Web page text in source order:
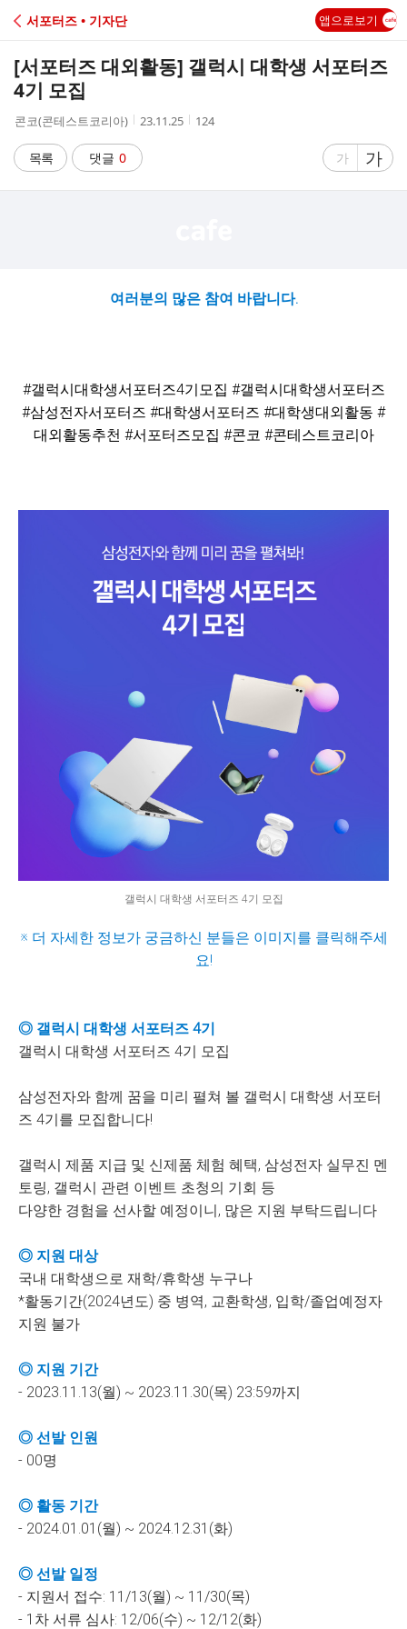
C
A
서포터즈 • 기자단 앱으로보기
[서포터즈 대외활동] 갤럭시 대학생 서포터즈
4기 모집
작
자
콘코(콘테스트코리아)
작
시
간
23.11.25
조
124
목록 댓글 0
글
가
글
자
가
여러분의 많은 참여 바랍니다.
#갤럭시대학생서포터즈4기모집 #갤럭시대학생서포터즈
#삼성전자서포터즈 #대학생서포터즈 #대학생대외활동 #
대외활동추천 #서포터즈모집 #콘코 #콘테스트코리아
갤럭시 대학생 서포터즈 4기 모집
※ 더 자세한 정보가 궁금하신 분들은 이미지를 클릭해주세
요!
◎ 갤럭시 대학생 서포터즈 4기
갤럭시 대학생 서포터즈 4기 모집
삼성전자와 함께 꿈을 미리 펼쳐 볼 갤럭시 대학생 서포터
즈 4기를 모집합니다!
갤럭시 제품 지급 및 신제품 체험 혜택, 삼성전자 실무진 멘
토링, 갤럭시 관련 이벤트 초청의 기회 등
다양한 경험을 선사할 예정이니, 많은 지원 부탁드립니다
◎ 지원 대상
국내 대학생으로 재학/휴학생 누구나
*활동기간(2024년도) 중 병역, 교환학생, 입학/졸업예정자
지원 불가
◎ 지원 기간
- 2023.11.13(월) ~ 2023.11.30(목) 23:59까지
◎ 선발 인원
- 00명
◎ 활동 기간
- 2024.01.01(월) ~ 2024.12.31(화)
◎ 선발 일정
- 지원서 접수: 11/13(월) ~ 11/30(목)
- 1차 서류 심사: 12/06(수) ~ 12/12(화)